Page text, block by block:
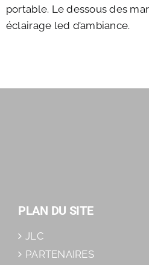
portable. Le dessous des
éclairage led d’ambiance.
PLAN DU SITE
JLC
PARTENAIRES